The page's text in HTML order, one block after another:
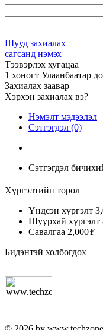
Шууд захиалах
сагсанд нэмэх
Тээвэрлэх хугацаа
1 хоногт Улаанбаатар
Захиалах заавар
Хэрхэн захиалах вэ?
Нэмэлт мэдээлэл
Сэтгэгдэл (0)
Сэтгэгдэл
Хүргэлтийн төрөл
Үндсэн хүргэлт
Шуурхай хүргэлт
Савалгаа 2,000₮
Бидэнтэй холбогдох